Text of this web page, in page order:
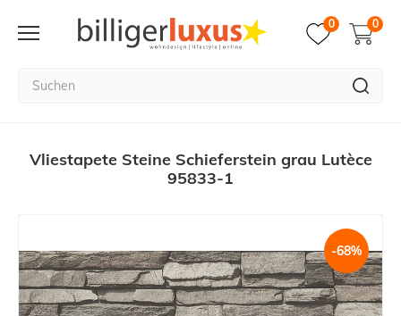
0 0
Vliestapete Steine Schieferstein grau Lutèce
95833-1
-68%